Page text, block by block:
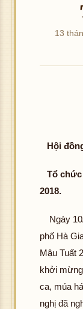
13
Hội
Tổ chức
2018.
Ngày
phố Hà
Mậu Tuất
khởi
ca, múa
nghị đã